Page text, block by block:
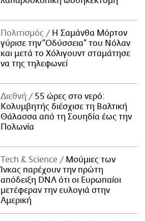
Πολιτισμός
Η Σαμάνθα Μόρτον
γύρισε την “Οδύσσεια” του Νόλαν
και μετά το Χόλιγουντ σταμάτησε
να της τηλεφωνεί
Διεθνή
55 ώρες στο νερό:
Κολυμβητής διέσχισε τη Βαλτική
Θάλασσα από τη Σουηδία έως την
Πολωνία
Τech & Science
Μούμιες των
Ίνκας παρέχουν την πρώτη
απόδειξη DNA ότι οι Ευρωπαίοι
μετέφεραν την ευλογιά στην
Αμερική